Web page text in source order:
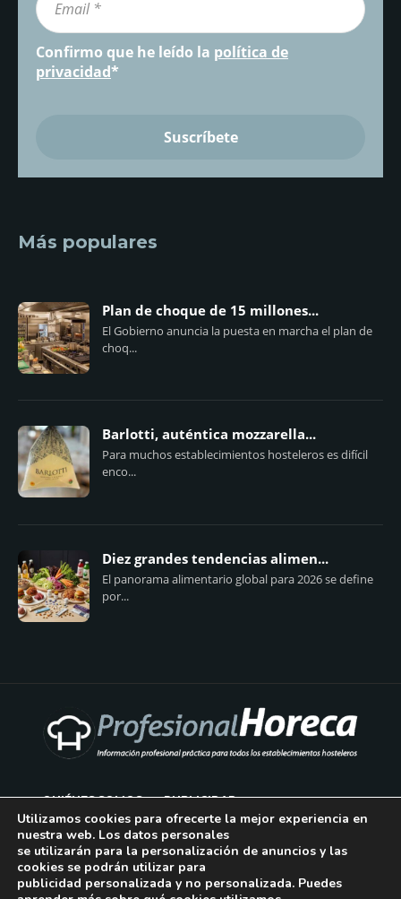
Confirmo que he leído la política de
privacidad*
Más populares
Plan de choque de 15 millones...
El Gobierno anuncia la puesta en marcha el plan de
choq...
Barlotti, auténtica mozzarella...
Para muchos establecimientos hosteleros es difícil
enco...
Diez grandes tendencias alimen...
El panorama alimentario global para 2026 se define
por...
QUIÉNES SOMOS PUBLICIDAD
AVISO LEGAL
POLÍTICA DE COOKIES
Utilizamos cookies para ofrecerte la mejor experiencia en
nuestra web. Los datos personales
se utilizarán para la personalización de anuncios y las
cookies se podrán utilizar para
publicidad personalizada y no personalizada. Puedes